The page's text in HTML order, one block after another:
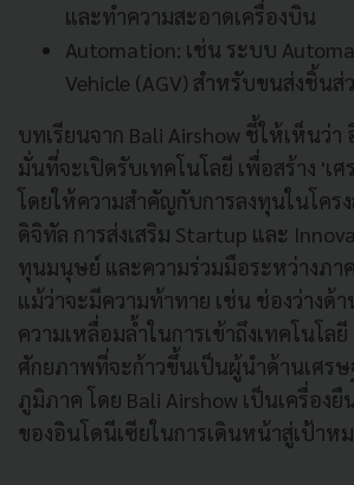
และทำความสะอาดเครื่องบิน
Automation: เช่น ระบบ
Vehicle (AGV) สำหรับขนส่งชิ้นส่
บทเรียนจาก Bali Airshow ชี้ให้เห็นว่า
มั่นที่จะเปิดรับเทคโนโลยี เพื่อสร้าง 'เ
โดยให้ความสำคัญกับการลงทุนในโคร
ดิจิทัล การส่งเสริม Startup และ
ทุนมนุษย์ และความร่วมมือระหว่างภา
แม้ว่าจะมีความท้าทาย เช่น ช่องว่างด้
ความเหลื่อมล้ำในการเข้าถึงเทคโนโล
ศักยภาพที่จะก้าวขึ้นเป็นผู้นำด้านเศร
ภูมิภาค โดย Bali Airshow เป็นเครื่อง
ของอินโดนีเซียในการเดินหน้าสู่เป้าห